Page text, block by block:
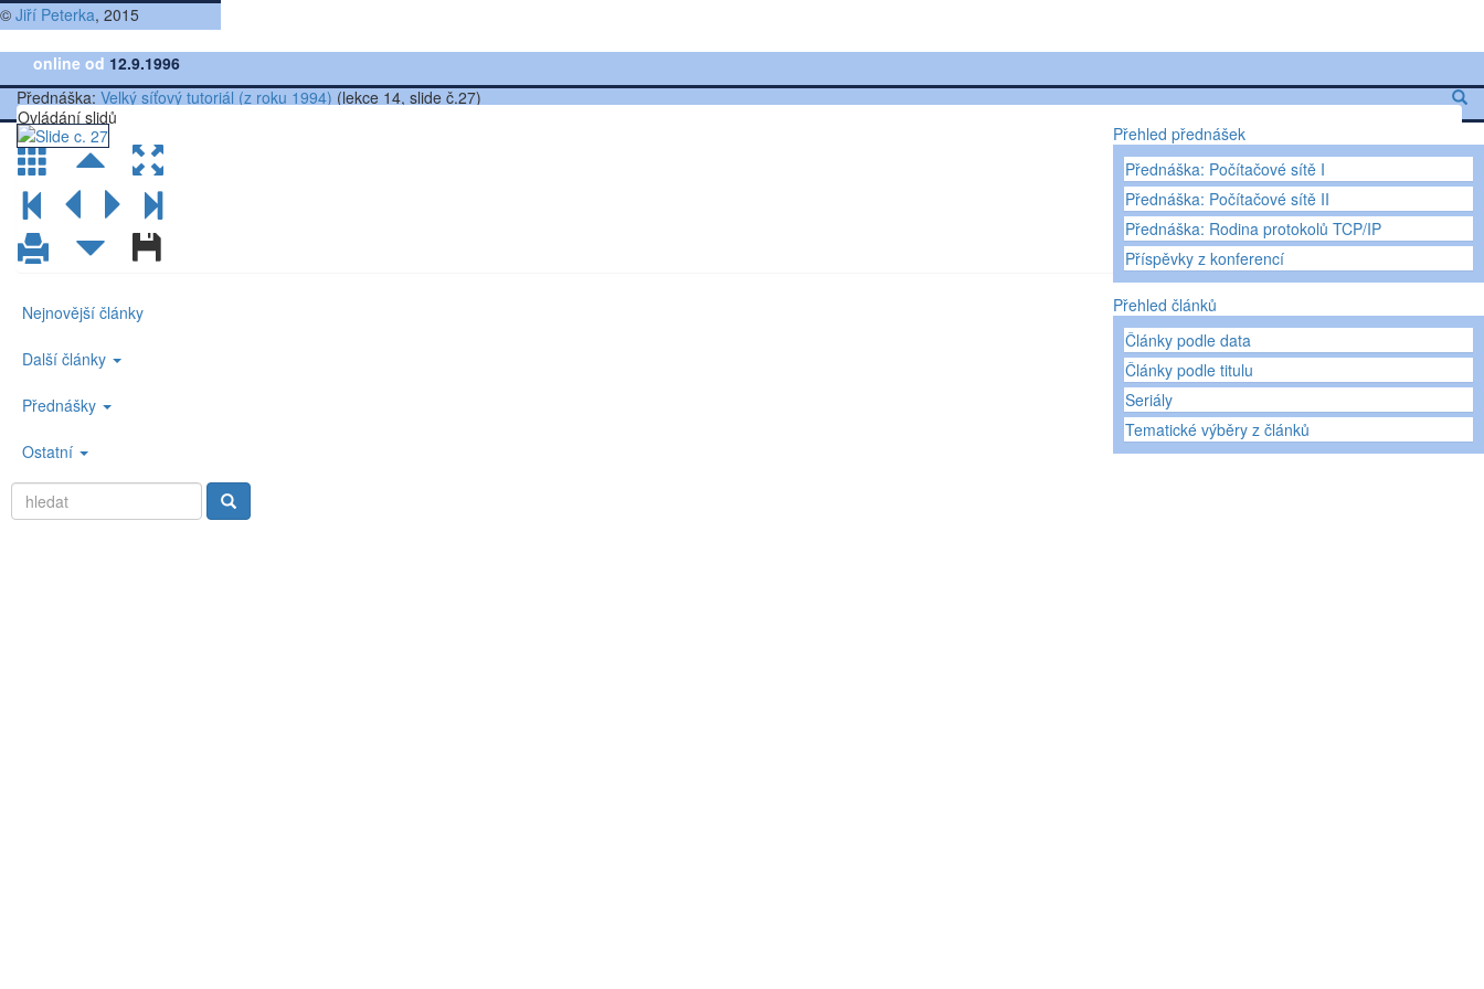
© Jiří Peterka, 2015
online od 12.9.1996
Ovládání slidů
Nejnovější články
Další články
Přednášky
Ostatní
Přednáška: Velký síťový tutoriál (z roku 1994) (lekce 14, slide č.27)
Přehled přednášek
Přednáška: Počítačové sítě I
Přednáška: Počítačové sítě II
Přednáška: Rodina protokolů TCP/IP
Příspěvky z konferencí
Přehled článků
Články podle data
Články podle titulu
Seriály
Tematické výběry z článků